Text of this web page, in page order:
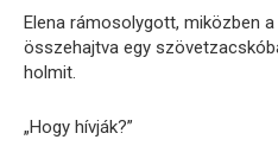
Elena rámosolygott, miközben
összehajtva egy
holmit.
„Hogy hívják?”